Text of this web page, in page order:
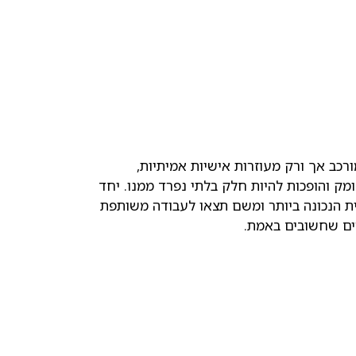
אך ורק מעוזרות אישיות אמיתיות,
והופכות להיות חלק בלתי נפרד ממנו. יחד
הנכונה ביותר ומשם תצאו לעבודה משותפת
שחשובים באמת.